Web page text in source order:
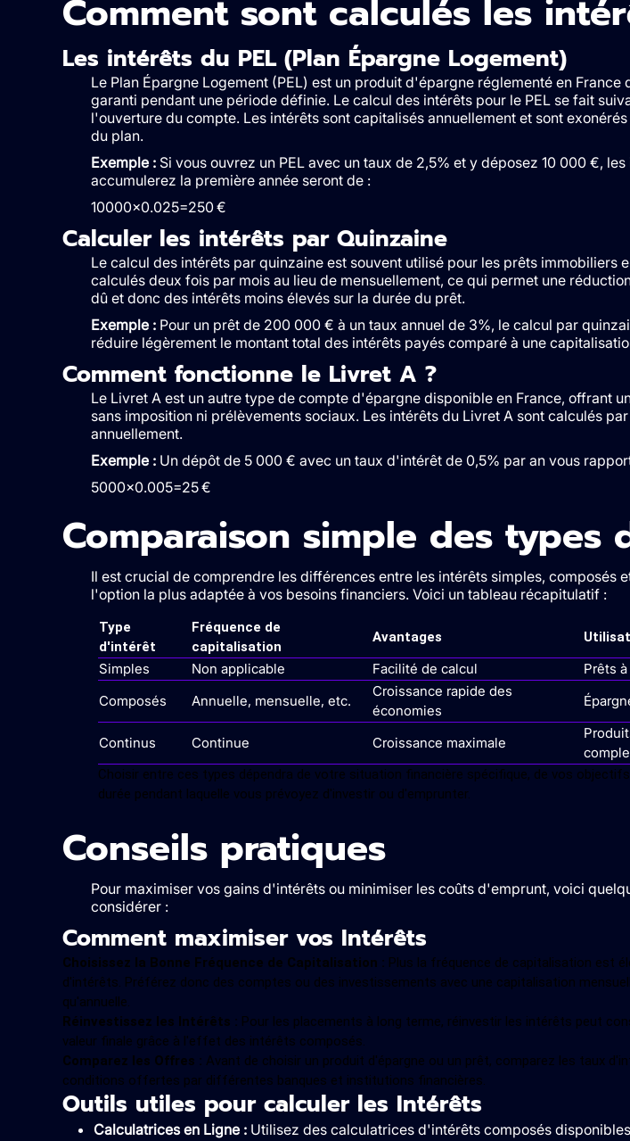
Comment sont calculés les
Les intérêts du PEL (Plan Épargne Logement)
Le Plan Épargne Logement (PEL) est un produit d'épargne réglementé en
garanti pendant une période définie. Le calcul des intérêts pour le PEL se fait
l'ouverture du compte. Les intérêts sont capitalisés annuellement et sont
du plan.
Exemple :Si vous ouvrez un PEL avec un taux de 2,5% et y déposez 10 000 €,
accumulerez la première année seront de :
10000×0.025=250 €
Calculer les intérêts par Quinzaine
Le calcul des intérêts par quinzaine est souvent utilisé pour les prêts immobiliers
calculés deux fois par mois au lieu de mensuellement, ce qui permet une
dû et donc des intérêts moins élevés sur la durée du prêt.
Exemple :Pour un prêt de 200 000 € à un taux annuel de 3%, le calcul par
réduire légèrement le montant total des intérêts payés comparé à une
Comment fonctionne le Livret A ?
Le Livret A est un autre type de compte d'épargne disponible en France, offrant
sans imposition ni prélèvements sociaux. Les intérêts du Livret A sont calculés
annuellement.
Exemple :Un dépôt de 5 000 € avec un taux d'intérêt de 0,5% par an vous
5000×0.005=25 €
Comparaison simple des types
Il est crucial de comprendre les différences entre les intérêts simples, composés
l'option la plus adaptée à vos besoins financiers. Voici un tableau récapitulatif :
Type
d'intérêt
Fréquence de
capitalisation
Avantages
Simples Non applicable Facilité de calcul
Prêts
Composés
Annuelle, mensuelle, etc.
Croissance rapide des
économies
Continus Continue Croissance maximale
Choisir entre ces types dépendra de votre situation financière spécifique, de vos
durée pendant laquelle vous prévoyez d'investir ou d'emprunter.
Conseils pratiques
Pour maximiser vos gains d'intérêts ou minimiser les coûts d'emprunt, voici
considérer :
Comment maximiser vos Intérêts
Choisissez la Bonne Fréquence de Capitalisation : Plus la fréquence de capitalisation est
d'intérêts. Préférez donc des comptes ou des investissements avec une capitalisation
qu'annuelle.
Réinvestissez les Intérêts : Pour les placements à long terme, réinvestir les intérêts peut
valeur finale grâce à l'effet des intérêts composés.
Comparez les Offres : Avant de choisir un produit d'épargne ou un prêt, comparez les taux
conditions offertes par différentes banques et institutions financières.
Outils utiles pour calculer les Intérêts
Calculatrices en Ligne :Utilisez des calculatrices d'intérêts composés